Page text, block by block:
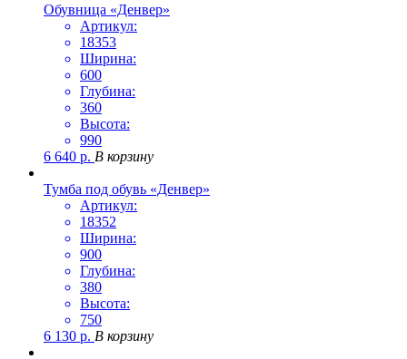
Обувница «Денвер»
Артикул:
18353
Ширина:
600
Глубина:
360
Высота:
990
6 640 р. В корзину
Тумба под обувь «Денвер»
Артикул:
18352
Ширина:
900
Глубина:
380
Высота:
750
6 130 р. В корзину